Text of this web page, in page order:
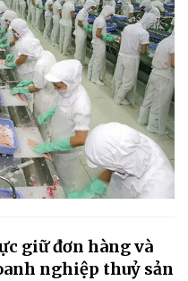
giữ đơn hàng và
nghiệp thuỷ sản